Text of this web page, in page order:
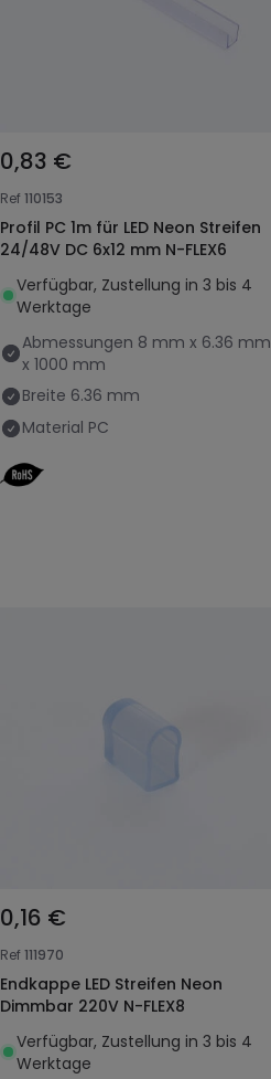
0,83 €
Ref110153
Profil PC 1m für LED Neon Streifen
24/48V DC 6x12 mm N-FLEX6
Verfügbar, Zustellung in 3 bis 4
Werktage
Abmessungen 8 mm x 6.36 mm
x 1000 mm
Breite 6.36 mm
Material PC
0,16 €
Ref111970
Endkappe LED Streifen Neon
Dimmbar 220V N-FLEX8
Verfügbar, Zustellung in 3 bis 4
Werktage